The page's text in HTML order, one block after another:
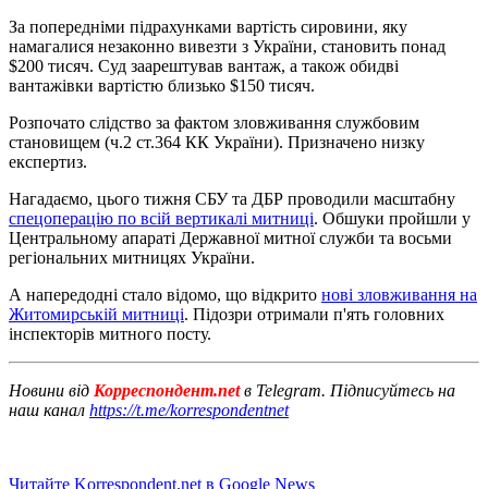
За попередніми підрахунками вартість сировини, яку
намагалися незаконно вивезти з України, становить понад
$200 тисяч. Суд заарештував вантаж, а також обидві
вантажівки вартістю близько $150 тисяч.
Розпочато слідство за фактом зловживання службовим
становищем (ч.2 ст.364 КК України). Призначено низку
експертиз.
Нагадаємо, цього тижня СБУ та ДБР проводили масштабну
спецоперацію по всій вертикалі митниці. Обшуки пройшли у
Центральному апараті Державної митної служби та восьми
регіональних митницях України.
А напередодні стало відомо, що відкрито нові зловживання на
Житомирській митниці. Підозри отримали п'ять головних
інспекторів митного посту.
Новини від Корреспондент.netв Telegram. Підписуйтесь на
наш канал https://t.me/korrespondentnet
Читайте Korrespondent.net в Google News